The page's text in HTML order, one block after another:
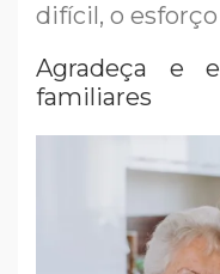
difícil, o esforço
Agradeça e
familiares